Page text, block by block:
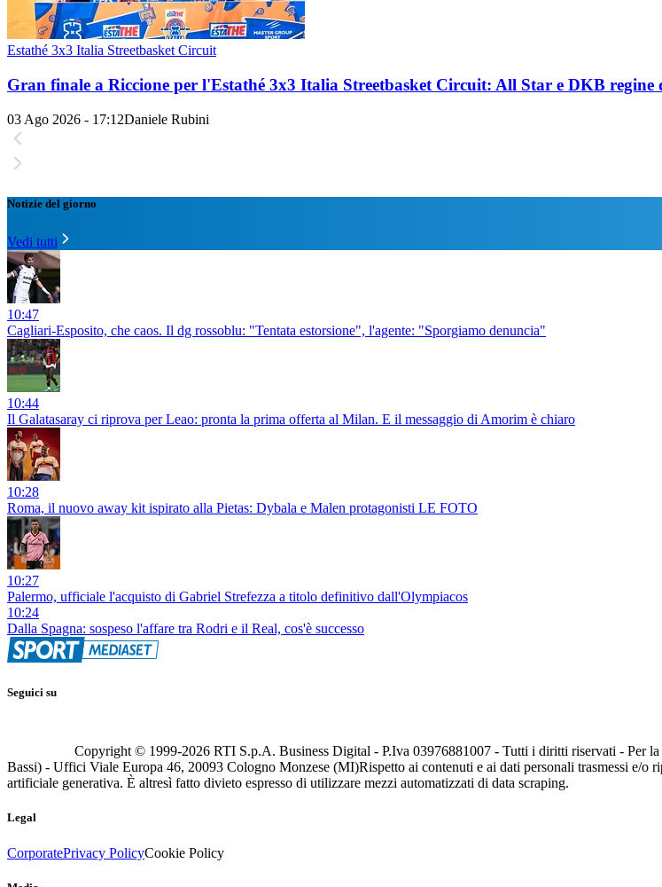
Estathé 3x3 Italia Streetbasket Circuit
Gran finale a Riccione per l'Estathé 3x3 Italia Streetbasket Circuit: All Star e DKB regine
03 Ago 2026 - 17:12Daniele Rubini
Notizie del giorno
Vedi tutti
10:47
Cagliari-Esposito, che caos. Il dg rossoblu: "Tentata estorsione", l'agente: "Sporgiamo denuncia"
10:44
Il Galatasaray ci riprova per Leao: pronta la prima offerta al Milan. E il messaggio di Amorim è chiaro
10:28
Roma, il nuovo away kit ispirato alla Pietas: Dybala e Malen protagonisti LE FOTO
10:27
Palermo, ufficiale l'acquisto di Gabriel Strefezza a titolo definitivo dall'Olympiacos
10:24
Dalla Spagna: sospeso l'affare tra Rodri e il Real, cos'è successo
Seguici su
Copyright © 1999-2026 RTI S.p.A. Business Digital - P.Iva 03976881007 - Tutti i diritti riservati - Per
Bassi) - Uffici Viale Europa 46, 20093 Cologno Monzese (MI)Rispetto ai contenuti e ai dati personali trasmessi e/o
artificiale generativa. È altresì fatto divieto espresso di utilizzare mezzi automatizzati di data scraping.
Legal
CorporatePrivacy PolicyCookie Policy